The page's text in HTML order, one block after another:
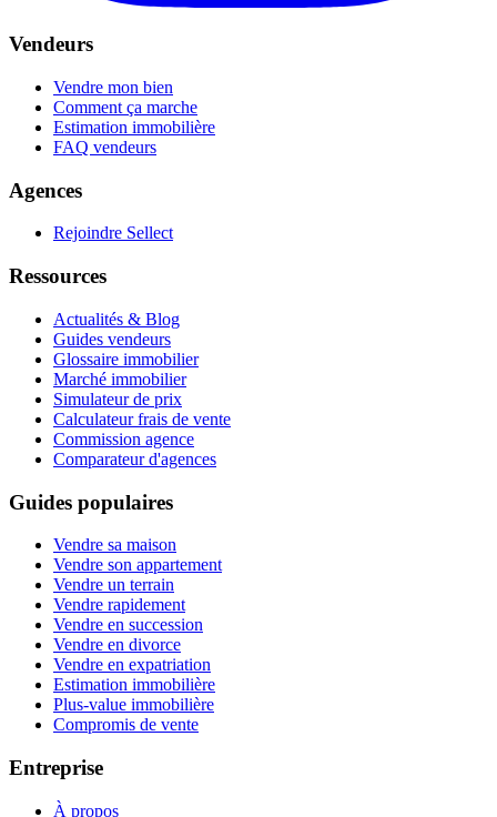
Vendeurs
Vendre mon bien
Comment ça marche
Estimation immobilière
FAQ vendeurs
Agences
Rejoindre Sellect
Ressources
Actualités & Blog
Guides vendeurs
Glossaire immobilier
Marché immobilier
Simulateur de prix
Calculateur frais de vente
Commission agence
Comparateur d'agences
Guides populaires
Vendre sa maison
Vendre son appartement
Vendre un terrain
Vendre rapidement
Vendre en succession
Vendre en divorce
Vendre en expatriation
Estimation immobilière
Plus-value immobilière
Compromis de vente
Entreprise
À propos